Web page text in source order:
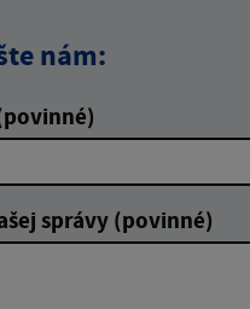
nám:
správy (povinné)